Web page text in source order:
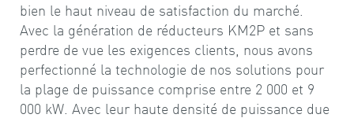
bien le haut niveau de satisfaction du marché.
Avec la génération de réducteurs KM2P et sans
perdre de vue les exigences clients, nous avons
perfectionné la technologie de nos solutions pour
la plage de puissance comprise entre 2 000 et 9
000 kW. Avec leur haute densité de puissance due